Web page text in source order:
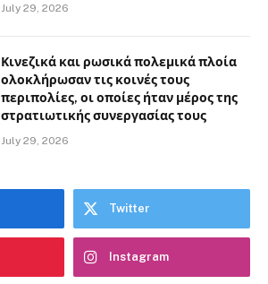
July 29, 2026
Κινεζικά και ρωσικά πολεμικά πλοία
ολοκλήρωσαν τις κοινές τους
περιπολίες, οι οποίες ήταν μέρος της
στρατιωτικής συνεργασίας τους
July 29, 2026
Twitter
Instagram